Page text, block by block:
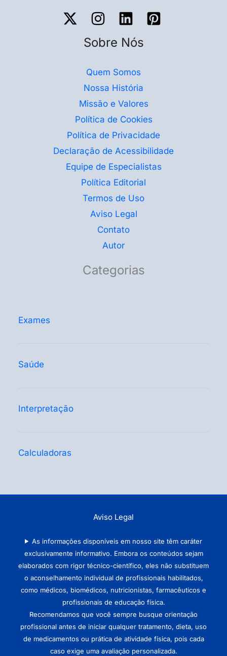
Sobre Nós
Quem Somos
Nossa História
Missão e Valores
Política de Cookies
Política de Privacidade
Declaração de Acessibilidade
Equipe de Especialistas
Política Editorial
Termos de Uso
Aviso Legal
Contato
Autor
Categorias
Exames
Saúde
Interpretação
Calculadoras
Aviso Legal
As informações disponíveis em nosso site têm caráter
exclusivamente informativo. Embora os conteúdos sejam
elaborados com rigor técnico-científico, eles não substituem
o aconselhamento individual de profissionais habilitados,
como médicos, biomédicos, nutricionistas, farmacêuticos e
profissionais de educação física.
Recomendamos que você sempre busque orientação
profissional antes de iniciar qualquer tratamento, dieta, uso
de medicamentos ou prática de atividade física, pois cada
caso exige uma avaliação personalizada.